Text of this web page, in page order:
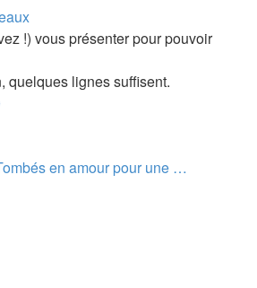
!) vous présenter pour pouvoir
quelques lignes suffisent.
en amour pour une …